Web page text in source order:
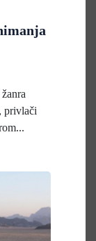
privlači